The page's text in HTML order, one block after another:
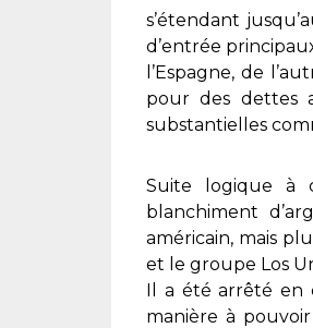
s’étendant
d’entrée
l’Espagne, de
pour des dettes
substantielles
Suite logique à
blanchiment
américain, mais
et le groupe Los
Il a été arrêté en
manière à